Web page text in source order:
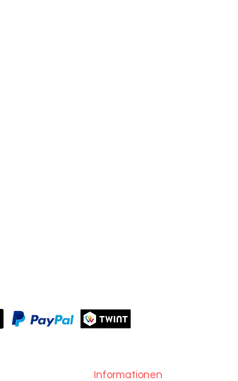
Informationen